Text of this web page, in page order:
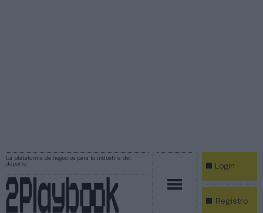
La plataforma de negocios para la industria del
deporte
Login
Registro